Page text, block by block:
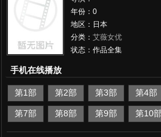
年份：0
地区：日本
分类： 艾薇女优
状态：作品全集
手机在线播放
第1部 第2部 第3部 第4部
第7部 第8部 第9部 第10部